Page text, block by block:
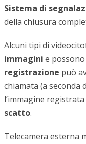
Sistema di
della chiusura
Alcuni tipi di
immagini e
registrazione può
chiamata (a seconda
l’immagine
scatto.
Telecamera esterna